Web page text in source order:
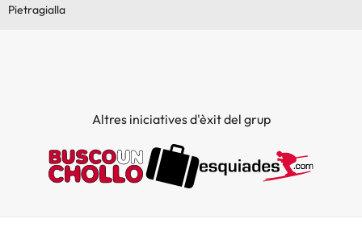
Pietragialla
Altres iniciatives d'èxit del grup